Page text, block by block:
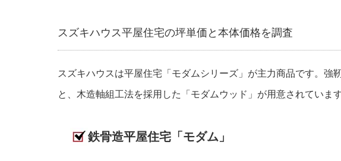
スズキハウス平屋住宅の坪単価と本体価格を調査
スズキハウスは平屋住宅「モダムシリーズ」が主力商品です。強
と、木造軸組工法を採用した「モダムウッド」が用意されています
鉄骨造平屋住宅「モダム」